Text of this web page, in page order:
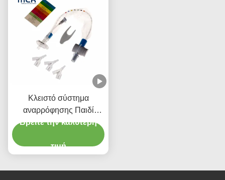
Κλειστό σύστημα
αναρρόφησης Παιδί
τύπου 72H CSC Ενιαία
Βρείτε την καλύτερη
τιμή